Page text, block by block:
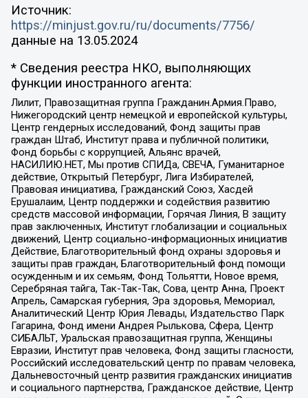
Источник:
https://minjust.gov.ru/ru/documents/7756/
данные на 13.05.2024
* Сведения реестра НКО, выполняющих
функции иностранного агента:
Лилит, Правозащитная группа Гражданин.Армия.Право,
Нижегородский центр немецкой и европейской культуры,
Центр гендерных исследований, Фонд защиты прав
граждан Штаб, Институт права и публичной политики,
Фонд борьбы с коррупцией, Альянс врачей,
НАСИЛИЮ.НЕТ, Мы против СПИДа, СВЕЧА, Гуманитарное
действие, Открытый Петербург, Лига Избирателей,
Правовая инициатива, Гражданский Союз, Хасдей
Ерушалаим, Центр поддержки и содействия развитию
средств массовой информации, Горячая Линия, В защиту
прав заключенных, Институт глобализации и социальных
движений, Центр социально-информационных инициатив
Действие, Благотворительный фонд охраны здоровья и
защиты прав граждан, Благотворительный фонд помощи
осужденным и их семьям, Фонд Тольятти, Новое время,
Серебряная тайга, Так-Так-Так, Сова, центр Анна, Проект
Апрель, Самарская губерния, Эра здоровья, Мемориал,
Аналитический Центр Юрия Левады, Издательство Парк
Гагарина, Фонд имени Андрея Рылькова, Сфера, Центр
СИБАЛЬТ, Уральская правозащитная группа, Женщины
Евразии, Институт прав человека, Фонд защиты гласности,
Российский исследовательский центр по правам человека,
Дальневосточный центр развития гражданских инициатив
и социального партнерства, Гражданское действие, Центр